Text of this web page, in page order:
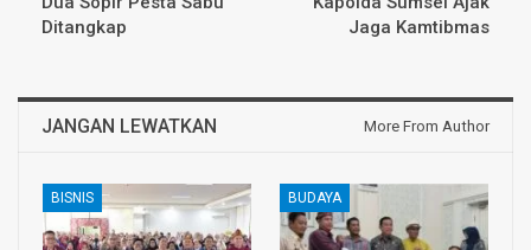
Ditangkap
Jaga Kamtibmas
JANGAN LEWATKAN More From Author
BISNIS BUDAYA